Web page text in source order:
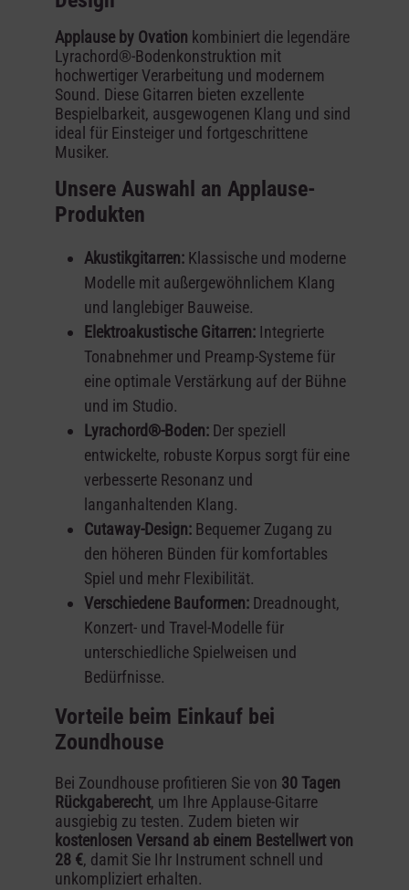
Applause by Ovation kombiniert die legendäre
Lyrachord®-Bodenkonstruktion mit
hochwertiger Verarbeitung und modernem
Sound. Diese Gitarren bieten exzellente
Bespielbarkeit, ausgewogenen Klang und sind
ideal für Einsteiger und fortgeschrittene
Musiker.
Unsere Auswahl an Applause-
Produkten
Akustikgitarren: Klassische und moderne
Modelle mit außergewöhnlichem Klang
und langlebiger Bauweise.
Elektroakustische Gitarren: Integrierte
Tonabnehmer und Preamp-Systeme für
eine optimale Verstärkung auf der Bühne
und im Studio.
Lyrachord®-Boden: Der speziell
entwickelte, robuste Korpus sorgt für eine
verbesserte Resonanz und
langanhaltenden Klang.
Cutaway-Design: Bequemer Zugang zu
den höheren Bünden für komfortables
Spiel und mehr Flexibilität.
Verschiedene Bauformen: Dreadnought,
Konzert- und Travel-Modelle für
unterschiedliche Spielweisen und
Bedürfnisse.
Vorteile beim Einkauf bei
Zoundhouse
Bei Zoundhouse profitieren Sie von 30 Tagen
Rückgaberecht, um Ihre Applause-Gitarre
ausgiebig zu testen. Zudem bieten wir
kostenlosen Versand ab einem Bestellwert von
28 €, damit Sie Ihr Instrument schnell und
unkompliziert erhalten.